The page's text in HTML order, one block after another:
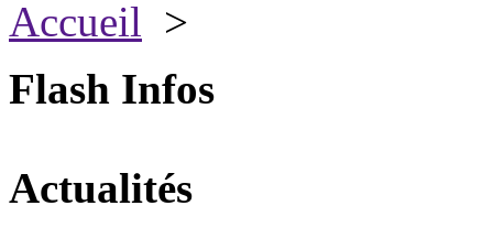
Accueil >
Flash Infos
Actualités